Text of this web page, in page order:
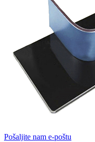
Pošaljite nam e-poštu